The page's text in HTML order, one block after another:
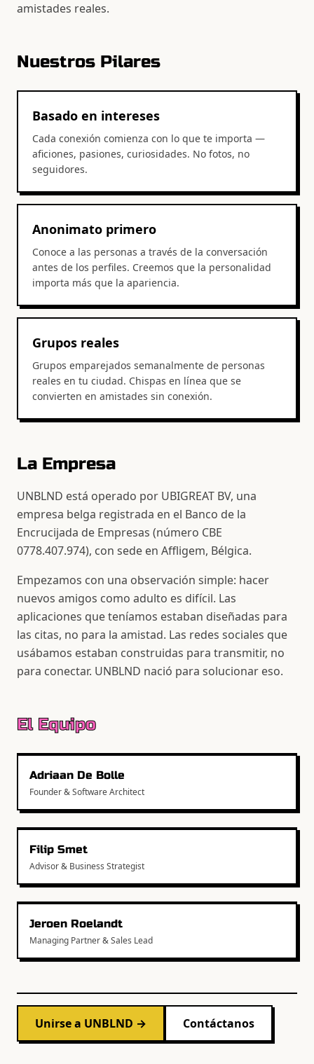
amistades reales.
Nuestros Pilares
Basado en intereses
Cada conexión comienza con lo que te importa —
aficiones, pasiones, curiosidades. No fotos, no
seguidores.
Anonimato primero
Conoce a las personas a través de la conversación
antes de los perfiles. Creemos que la personalidad
importa más que la apariencia.
Grupos reales
Grupos emparejados semanalmente de personas
reales en tu ciudad. Chispas en línea que se
convierten en amistades sin conexión.
La Empresa
UNBLND está operado por UBIGREAT BV, una
empresa belga registrada en el Banco de la
Encrucijada de Empresas (número CBE
0778.407.974), con sede en Affligem, Bélgica.
Empezamos con una observación simple: hacer
nuevos amigos como adulto es difícil. Las
aplicaciones que teníamos estaban diseñadas para
las citas, no para la amistad. Las redes sociales que
usábamos estaban construidas para transmitir, no
para conectar. UNBLND nació para solucionar eso.
El Equipo
Adriaan De Bolle
Founder & Software Architect
Filip Smet
Advisor & Business Strategist
Jeroen Roelandt
Managing Partner & Sales Lead
Unirse a UNBLND → Contáctanos